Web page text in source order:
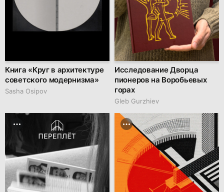
Книга «Круг в архитектуре
советского модернизма»
Sasha Osipov
Исследование Дворца
пионеров на Воробьевых
горах
Gleb Gurzhiev